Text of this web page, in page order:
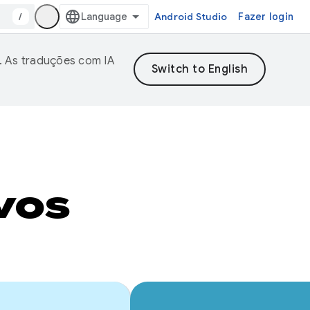
/ Android Studio Fazer login
traduções com IA